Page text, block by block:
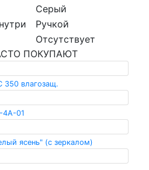
Серый
Ручкой
Отсутствует
ПОКУПАЮТ
350 влагозащ.
4А-01
ясень" (с зеркалом)